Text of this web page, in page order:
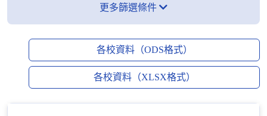
更多篩選條件
各校資料（ODS格式）
各校資料（XLSX格式）